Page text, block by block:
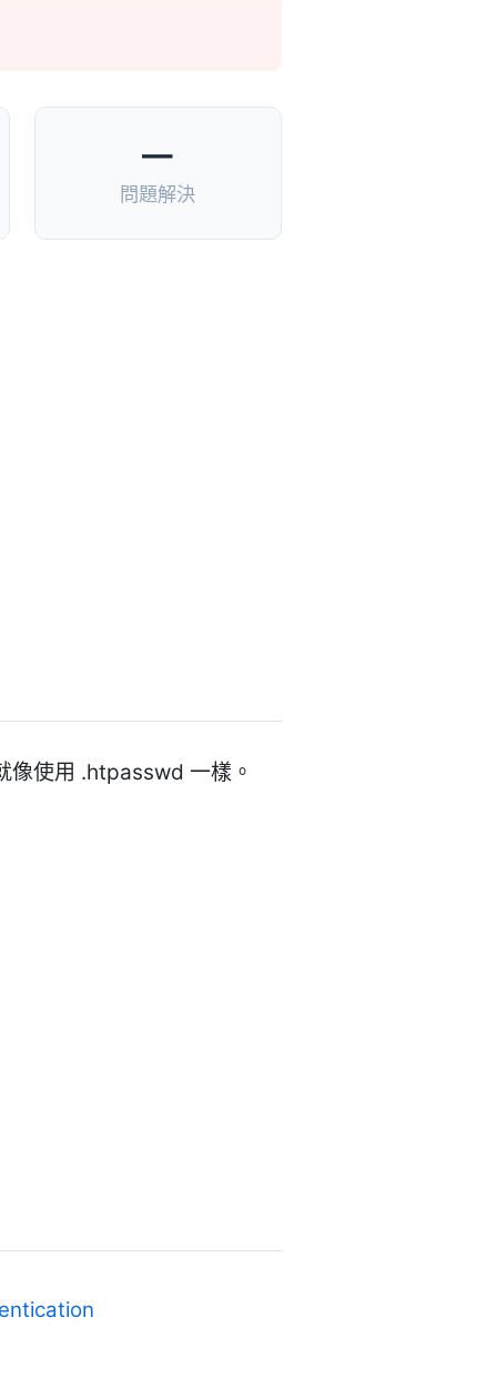
—
問題解決
使用 .htpasswd 一樣。